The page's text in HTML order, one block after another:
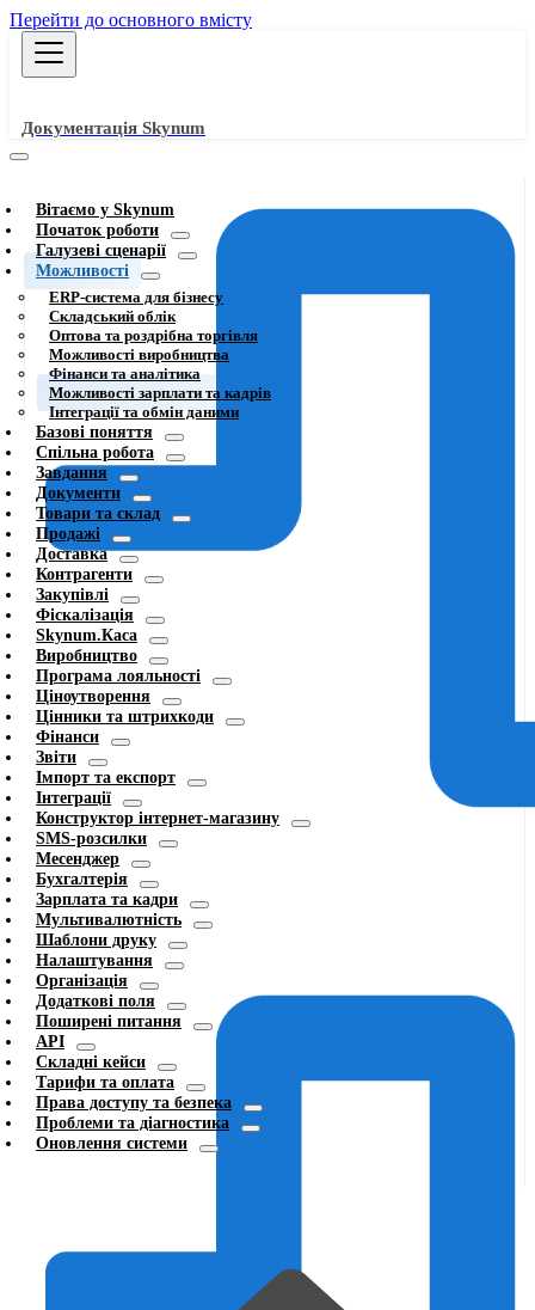
Перейти до основного вмісту
Документація Skynum
Вітаємо у Skynum
Початок роботи
Галузеві сценарії
Можливості
ERP-система для бізнесу
Складський облік
Оптова та роздрібна торгівля
Можливості виробництва
Фінанси та аналітика
Можливості зарплати та кадрів
Інтеграції та обмін даними
Базові поняття
Спільна робота
Завдання
Документи
Товари та склад
Продажі
Доставка
Контрагенти
Закупівлі
Фіскалізація
Skynum.Каса
Виробництво
Програма лояльності
Ціноутворення
Цінники та штрихкоди
Фінанси
Звіти
Імпорт та експорт
Інтеграції
Конструктор інтернет-магазину
SMS-розсилки
Месенджер
Бухгалтерія
Зарплата та кадри
Мультивалютність
Шаблони друку
Налаштування
Організація
Додаткові поля
Поширені питання
API
Складні кейси
Тарифи та оплата
Права доступу та безпека
Проблеми та діагностика
Оновлення системи